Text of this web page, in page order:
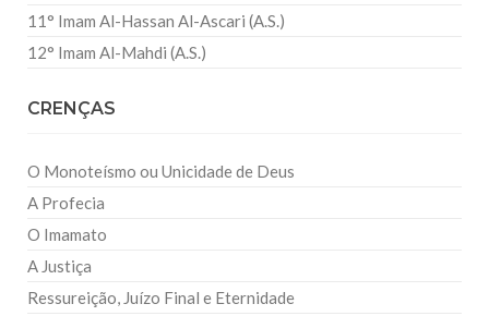
11° Imam Al-Hassan Al-Ascari (A.S.)
12° Imam Al-Mahdi (A.S.)
CRENÇAS
O Monoteísmo ou Unicidade de Deus
A Profecia
O Imamato
A Justiça
Ressureição, Juízo Final e Eternidade